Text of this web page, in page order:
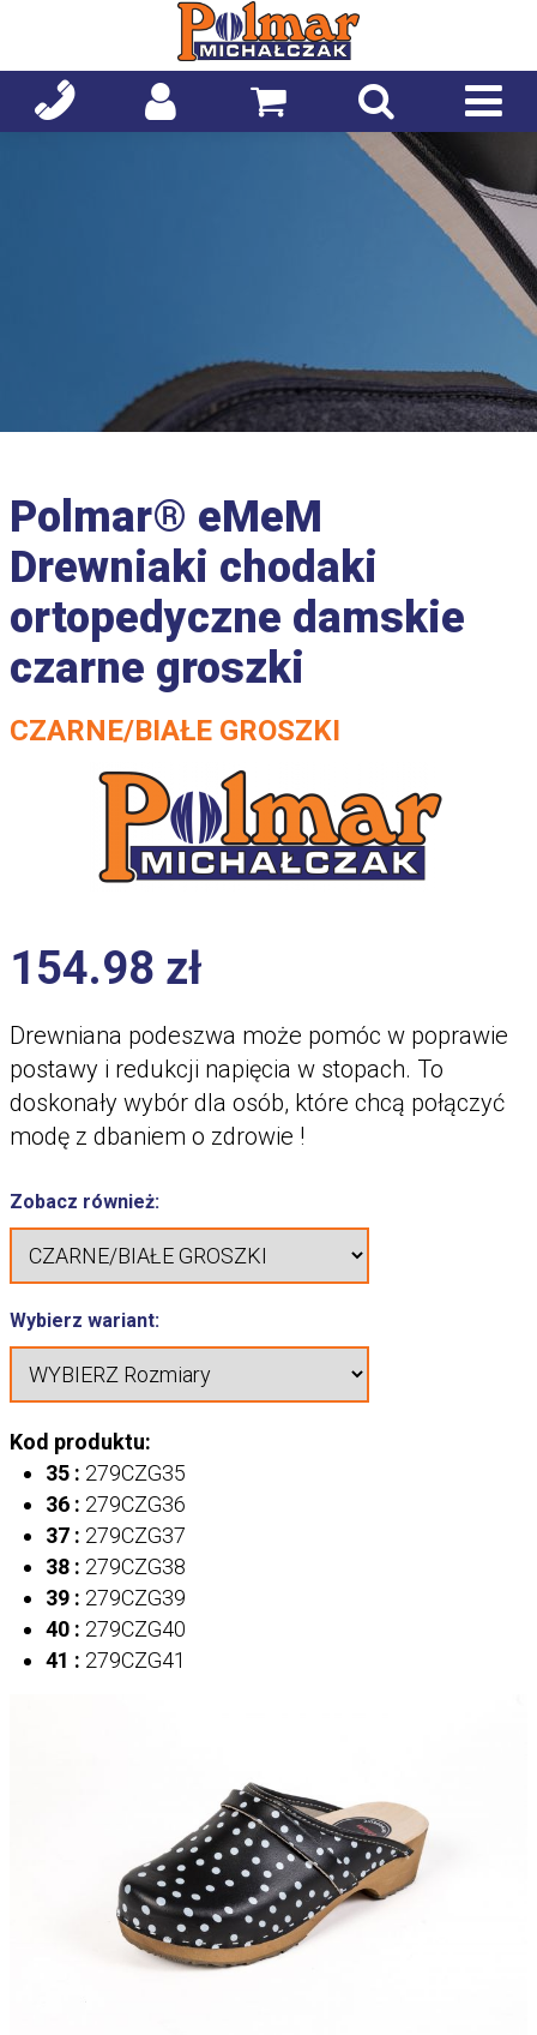
Polmar® eMeM
Drewniaki chodaki
ortopedyczne damskie
czarne groszki
CZARNE/BIAŁE GROSZKI
154.98 zł
Drewniana podeszwa może pomóc w poprawie
postawy i redukcji napięcia w stopach. To
doskonały wybór dla osób, które chcą połączyć
modę z dbaniem o zdrowie !
Zobacz również:
Wybierz wariant:
Kod produktu:
35 : 279CZG35
36 : 279CZG36
37 : 279CZG37
38 : 279CZG38
39 : 279CZG39
40 : 279CZG40
41 : 279CZG41